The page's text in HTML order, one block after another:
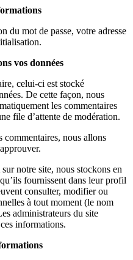
du mot de passe, votre adresse
vos données
celui-ci est stocké
De cette façon, nous
les commentaires
file d’attente de modération.
commentaires, nous allons
notre site, nous stockons en
fournissent dans leur profil
consulter, modifier ou
à tout moment (le nom
administrateurs du site
informations.